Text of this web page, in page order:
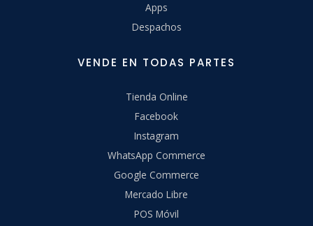
Apps
Despachos
VENDE EN TODAS PARTES
Tienda Online
Facebook
Instagram
WhatsApp Commerce
Google Commerce
Mercado Libre
POS Móvil